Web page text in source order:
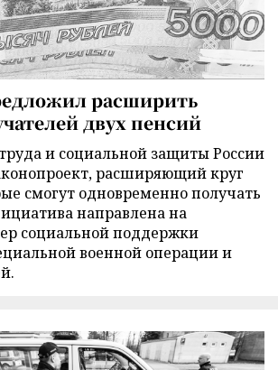
расширить
двух пенсий
и социальной защиты России
расширяющий круг
смогут одновременно получать
направлена на
социальной поддержки
военной операции и